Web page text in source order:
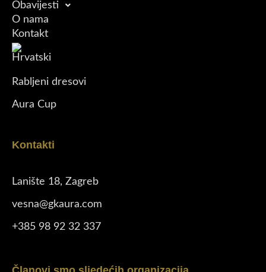
Obavijesti
O nama
Kontakt
Rabljeni dresovi
Aura Cup
Kontakti
Lanište 18, Zagreb
vesna@gkaura.com
+385 98 92 32 337